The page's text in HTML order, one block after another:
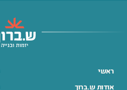
ראשי
אודות ש.ברוך